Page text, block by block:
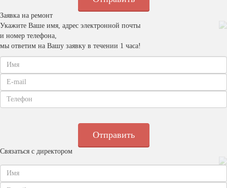
Заявка на ремонт
Укажите Ваше имя, адрес электронной почты
и номер телефона,
мы ответим на Вашу заявку в течении 1 часа!
Связаться с директором